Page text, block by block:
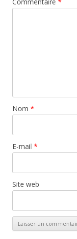
Nom *
E-mail *
Site web